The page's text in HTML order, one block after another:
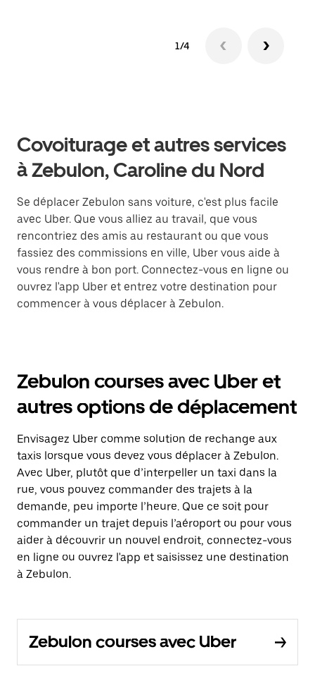
1/4
Covoiturage et autres services
à Zebulon, Caroline du Nord
Se déplacer Zebulon sans voiture, c'est plus facile
avec Uber. Que vous alliez au travail, que vous
rencontriez des amis au restaurant ou que vous
fassiez des commissions en ville, Uber vous aide à
vous rendre à bon port. Connectez-vous en ligne ou
ouvrez l'app Uber et entrez votre destination pour
commencer à vous déplacer à Zebulon.
Zebulon courses avec Uber et
autres options de déplacement
Envisagez Uber comme solution de rechange aux
taxis lorsque vous devez vous déplacer à Zebulon.
Avec Uber, plutôt que d’interpeller un taxi dans la
rue, vous pouvez commander des trajets à la
demande, peu importe l’heure. Que ce soit pour
commander un trajet depuis l’aéroport ou pour vous
aider à découvrir un nouvel endroit, connectez-vous
en ligne ou ouvrez l'app et saisissez une destination
à Zebulon.
Zebulon courses avec Uber